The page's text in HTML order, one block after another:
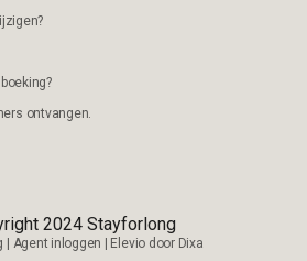
ontvangen.
2024 Stayforlong
| Agent inloggen | Elevio door Dixa